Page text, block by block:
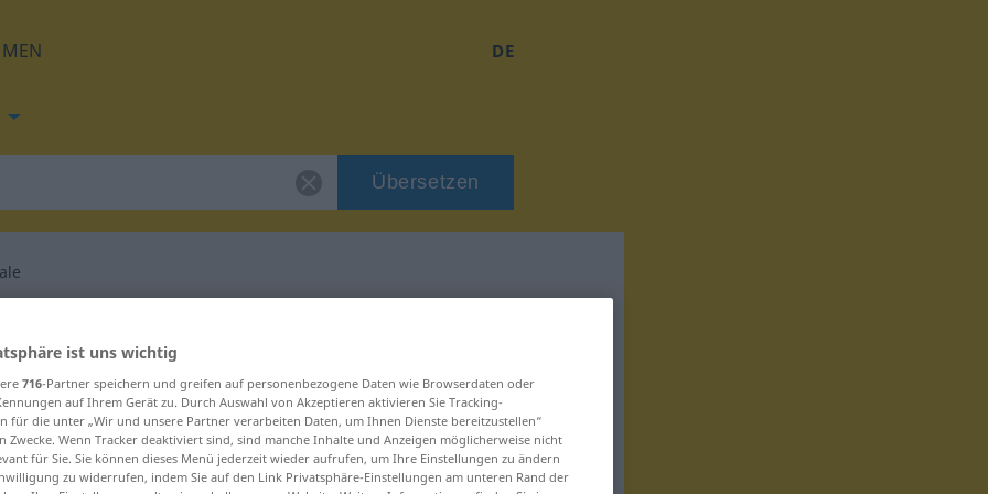
DE
Übersetzen
für "pestilenziale"
ist uns wichtig
716-Partner speichern und greifen auf personenbezogene Daten wie Browserdaten oder
auf Ihrem Gerät zu. Durch Auswahl von Akzeptieren aktivieren Sie Tracking-
für die unter „Wir und unsere Partner verarbeiten Daten, um Ihnen Dienste bereitzustellen“
Zwecke. Wenn Tracker deaktiviert sind, sind manche Inhalte und Anzeigen möglicherweise nicht
für Sie. Sie können dieses Menü jederzeit wieder aufrufen, um Ihre Einstellungen zu ändern
zu widerrufen, indem Sie auf den Link Privatsphäre-Einstellungen am unteren Rand der